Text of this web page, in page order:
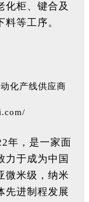
化柜、键合及
等工序。
年，是一家面
力于成为中国
微米级，纳米
先进制程发展